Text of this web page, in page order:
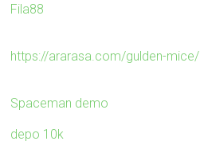
Fila88
https://ararasa.com/gulden-mice/
Spaceman demo
depo 10k